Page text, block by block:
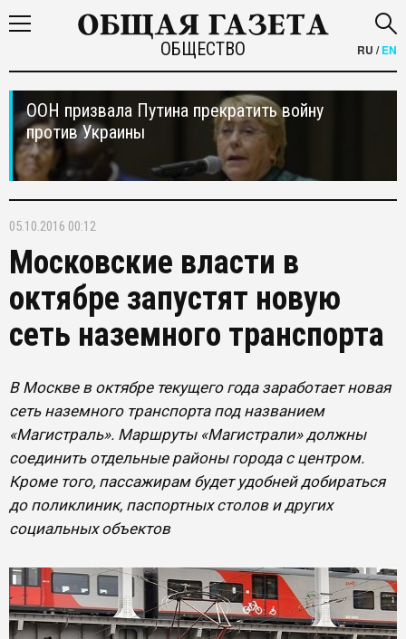
ОБЩЕСТВО RU /EN
ООН призвала Путина прекратить войну
против Украины
05.10.2016 00:12
Московские власти в
октябре запустят новую
сеть наземного транспорта
В Москве в октябре текущего года заработает новая
сеть наземного транспорта под названием
«Магистраль». Маршруты «Магистрали» должны
соединить отдельные районы города с центром.
Кроме того, пассажирам будет удобней добираться
до поликлиник, паспортных столов и других
социальных объектов